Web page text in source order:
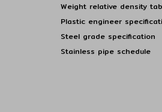
Weight relative density
Plastic engineer
Steel grade specification
Stainless pipe schedule